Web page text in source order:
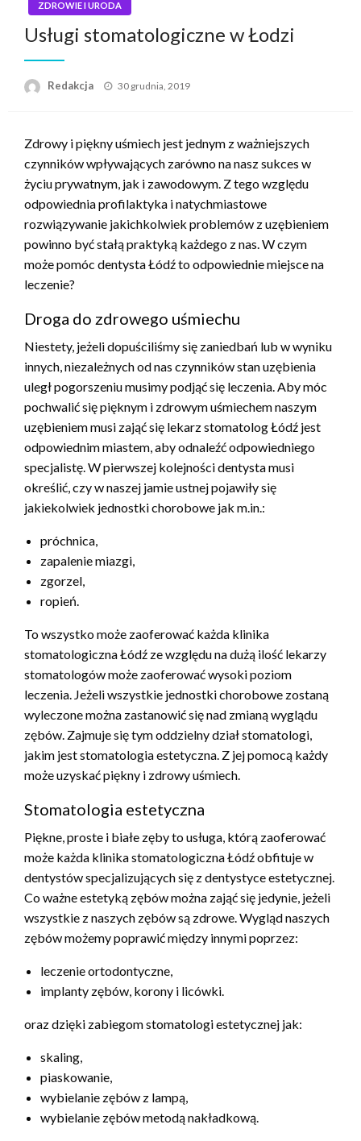
ZDROWIE I URODA
Usługi stomatologiczne w Łodzi
Redakcja Napisano
30 grudnia, 2019
Zdrowy i piękny uśmiech jest jednym z ważniejszych
czynników wpływających zarówno na nasz sukces w
życiu prywatnym, jak i zawodowym. Z tego względu
odpowiednia profilaktyka i natychmiastowe
rozwiązywanie jakichkolwiek problemów z uzębieniem
powinno być stałą praktyką każdego z nas. W czym
może pomóc dentysta Łódź to odpowiednie miejsce na
leczenie?
Droga do zdrowego uśmiechu
Niestety, jeżeli dopuściliśmy się zaniedbań lub w wyniku
innych, niezależnych od nas czynników stan uzębienia
uległ pogorszeniu musimy podjąć się leczenia. Aby móc
pochwalić się pięknym i zdrowym uśmiechem naszym
uzębieniem musi zająć się lekarz stomatolog Łódź jest
odpowiednim miastem, aby odnaleźć odpowiedniego
specjalistę. W pierwszej kolejności dentysta musi
określić, czy w naszej jamie ustnej pojawiły się
jakiekolwiek jednostki chorobowe jak m.in.:
próchnica,
zapalenie miazgi,
zgorzel,
ropień.
To wszystko może zaoferować każda klinika
stomatologiczna Łódź ze względu na dużą ilość lekarzy
stomatologów może zaoferować wysoki poziom
leczenia. Jeżeli wszystkie jednostki chorobowe zostaną
wyleczone można zastanowić się nad zmianą wyglądu
zębów. Zajmuje się tym oddzielny dział stomatologi,
jakim jest stomatologia estetyczna. Z jej pomocą każdy
może uzyskać piękny i zdrowy uśmiech.
Stomatologia estetyczna
Piękne, proste i białe zęby to usługa, którą zaoferować
może każda klinika stomatologiczna Łódź obfituje w
dentystów specjalizujących się z dentystyce estetycznej.
Co ważne estetyką zębów można zająć się jedynie, jeżeli
wszystkie z naszych zębów są zdrowe. Wygląd naszych
zębów możemy poprawić między innymi poprzez:
leczenie ortodontyczne,
implanty zębów, korony i licówki.
oraz dzięki zabiegom stomatologi estetycznej jak:
skaling,
piaskowanie,
wybielanie zębów z lampą,
wybielanie zębów metodą nakładkową.